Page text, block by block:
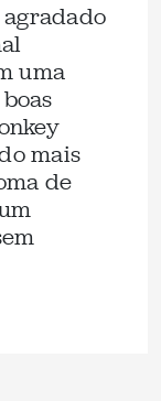
uma
mais
de